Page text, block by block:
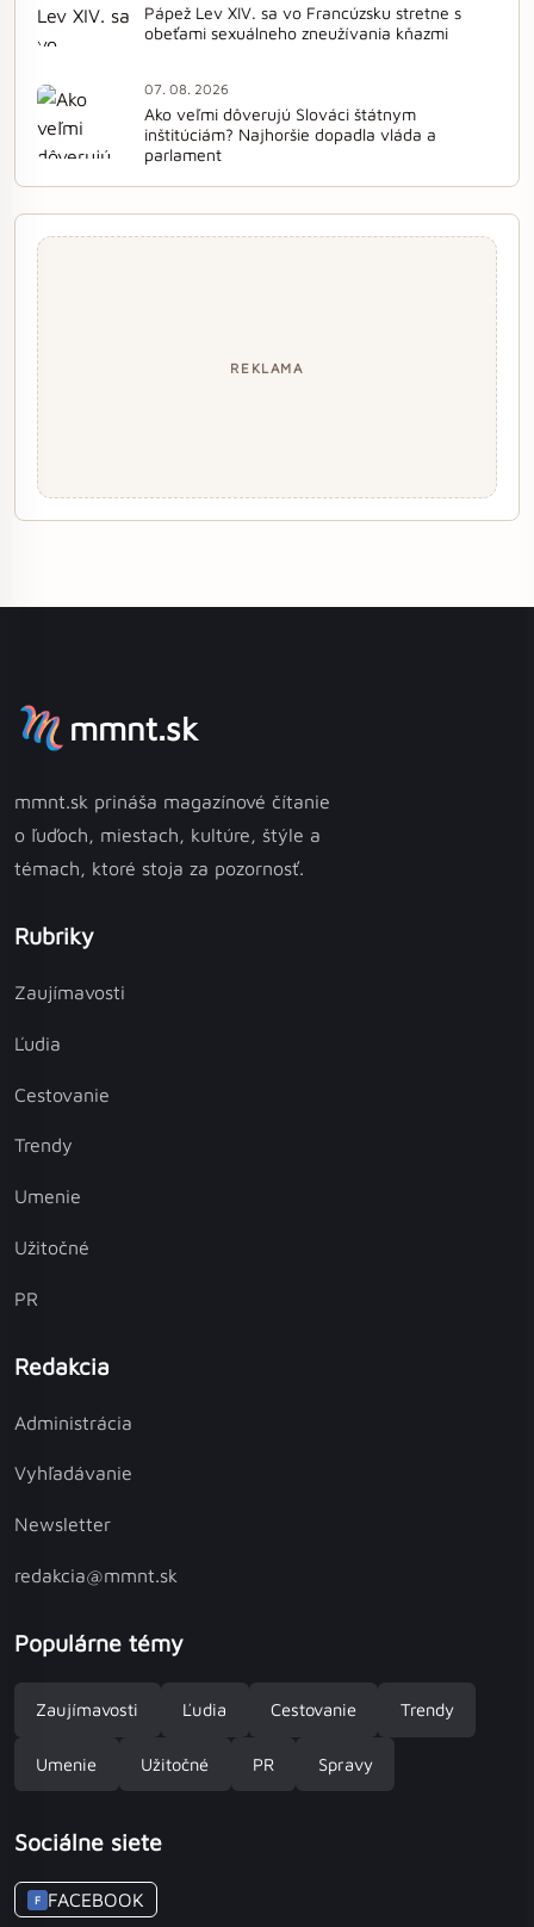
Pápež Lev XIV. sa vo Francúzsku stretne s
obeťami sexuálneho zneužívania kňazmi
07. 08. 2026
Ako veľmi dôverujú Slováci štátnym
inštitúciám? Najhoršie dopadla vláda a
parlament
REKLAMA
mmnt.sk
mmnt.sk prináša magazínové čítanie
o ľuďoch, miestach, kultúre, štýle a
témach, ktoré stoja za pozornosť.
Rubriky
Zaujímavosti
Ľudia
Cestovanie
Trendy
Umenie
Užitočné
PR
Redakcia
Administrácia
Vyhľadávanie
Newsletter
redakcia@mmnt.sk
Populárne témy
Zaujímavosti Ľudia Cestovanie Trendy
Umenie Užitočné PR Spravy
Sociálne siete
F FACEBOOK